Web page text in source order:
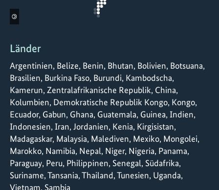
©
Länder
Argentinien, Belize, Benin, Bhutan, Bolivien, Botsuana, Brasilien, Burkina Faso, Burundi, Kambodscha, Kamerun, Zentralafrikanische Republik, China, Kolumbien, Demokratische Republik Kongo, Kongo, Ecuador, Gabun, Ghana, Guatemala, Guinea, Indien, Indonesien, Iran, Jordanien, Kenia, Kirgisistan, Madagaskar, Malaysia, Malediven, Mexiko, Mongolei, Marokko, Namibia, Nepal, Niger, Nigeria, Panama, Paraguay, Peru, Philippinen,